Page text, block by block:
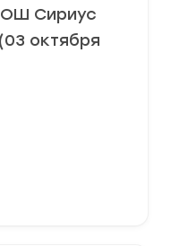
Сириус
октября